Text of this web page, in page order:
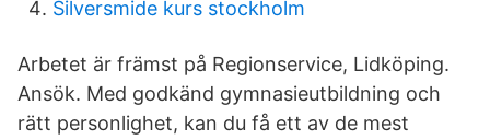
Silversmide kurs stockholm
Arbetet är främst på Regionservice, Lidköping.
Ansök. Med godkänd gymnasieutbildning och
rätt personlighet, kan du få ett av de mest